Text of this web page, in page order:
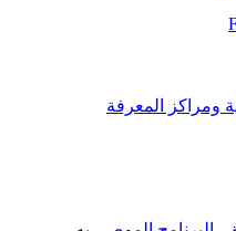
ومراكز المعرفة